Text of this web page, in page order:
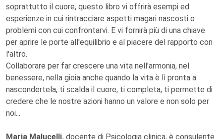
soprattutto il cuore, questo libro vi offrirà esempi ed
esperienze in cui rintracciare aspetti magari nascosti o
problemi con cui confrontarvi. E vi fornirà più di una chiave
per aprire le porte all'equilibrio e al piacere del rapporto con
l'altro.
Collaborare per far crescere una vita nell'armonia, nel
benessere, nella gioia anche quando la vita è lì pronta a
nascondertela, ti scalda il cuore, ti completa, ti permette di
credere che le nostre azioni hanno un valore e non solo per
noi...
Maria Malucelli, docente di Psicologia clinica, è consulente